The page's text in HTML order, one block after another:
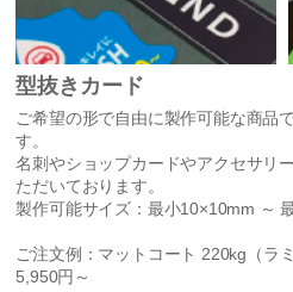
型抜きカード
ご希望の形で自由に製作可能な商品
す。
名刺やショップカードやアクセサリ
ただいております。
製作可能サイズ：最小10×10mm ～
ご注文例：マットコート 220kg（
5,950円～